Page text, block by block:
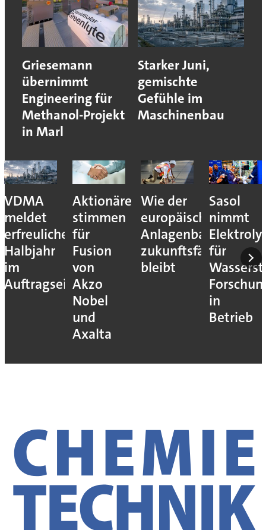
Griesemann
übernimmt
Engineering für
Methanol-Projekt
in Marl
Starker Juni,
gemischte
Gefühle im
Maschinenbau
VDMA
meldet
erfreuliches
Halbjahr
im
Auftragseingang
Aktionäre
stimmen
für
Fusion
von
Akzo
Nobel
und
Axalta
Wie der
europäische
Anlagenbau
zukunftsfähig
bleibt
Sasol
nimmt
für
in
Betrieb